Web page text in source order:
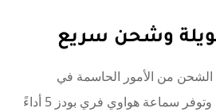
وشحن سريع
من الأمور الحاسمة في
سماعات الأذن اللاسلكية، وتوفر سماعة هواوي فري بودز 5 أداءً